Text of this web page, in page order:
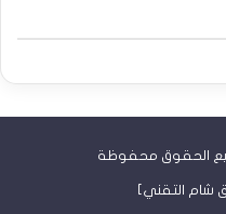
الحقوق محفوظة
شام التقني]